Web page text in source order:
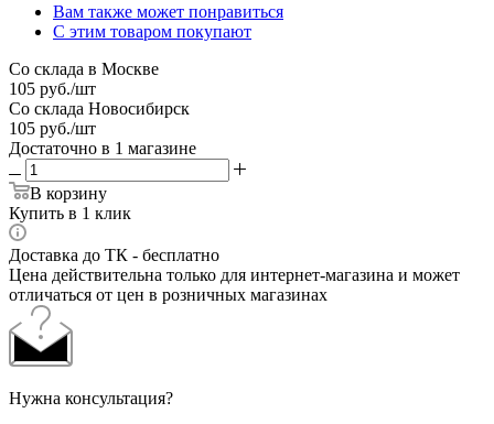
Вам также может понравиться
С этим товаром покупают
Со склада в Москве
105 руб./шт
Со склада Новосибирск
105 руб./шт
Достаточно в 1 магазине
В корзину
Купить в 1 клик
Доставка до ТК - бесплатно
Цена действительна только для интернет-магазина и может
отличаться от цен в розничных магазинах
Нужна консультация?